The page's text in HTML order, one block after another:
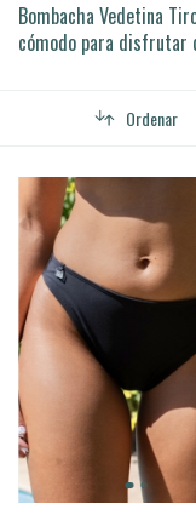
Bombacha Vedetina
cómodo para disfrutar
Ordenar